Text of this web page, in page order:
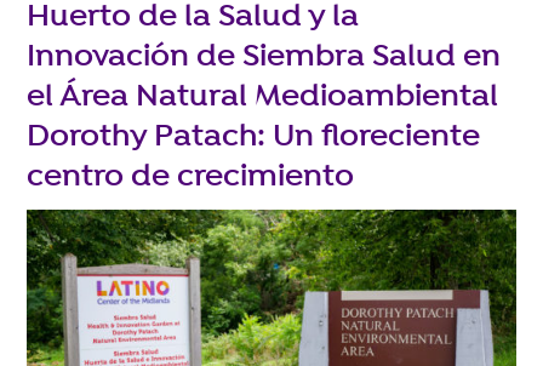
Huerto de la Salud y la
Innovación de Siembra Salud en
el Área Natural Medioambiental
Dorothy Patach: Un floreciente
centro de crecimiento